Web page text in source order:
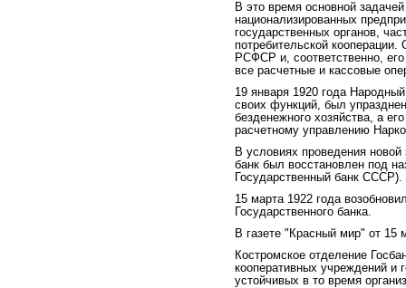
В это время основной
национализированных
государственных органов,
потребительской
РСФСР и, соответственно,
все расчетные и кассовые
19 января 1920 года
своих функций, был
безденежного хозяйства, а
расчетному управлению
В условиях проведения новой
банк был восстановлен под
Государственный банк СССР).
15 марта 1922 года
Государственного банка.
В газете "Красный мир" от
Костромское отделение
кооперативных учреждений и
устойчивых в то время